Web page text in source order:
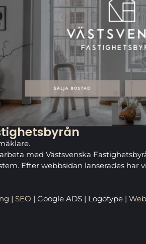
med Västsvenska
Efter webbsidan lanserades
SEO | Google ADS | Logotype |